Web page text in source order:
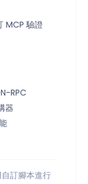
MCP 驗證
RPC
器
訂腳本進行